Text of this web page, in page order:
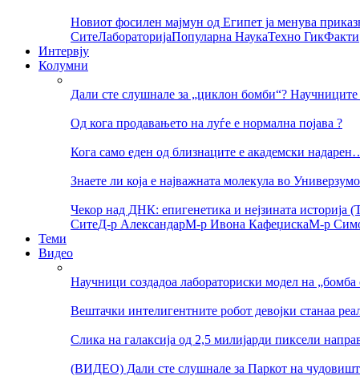
Новиот фосилен мајмун од Египет ја менува
СитеЛабораторијаПопуларна НаукаТехно ГикФакти
Интервју
Колумни
Дали сте слушнале за „циклон бомби“?
Од кога продавањето на луѓе е нормална појава ?
Кога само еден од близнаците е академски
Знаете ли која е најважната молекула во
Чекор над ДНК: епигенетика и нејзината историја
СитеД-р АлександарМ-р Ивона КафеџискаМ-р
Теми
Видео
Научници создадоа лабораториски модел на
Вештачки интелигентните робот девојки станаа
Слика на галаксија од 2,5 милијарди пиксели
(ВИДЕО) Дали сте слушнале за Паркот на